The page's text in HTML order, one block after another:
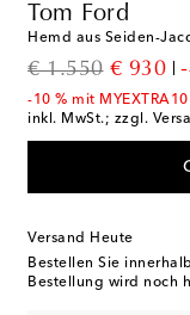
Tom Ford
Hemd aus Seiden-
€ 1.550
original price
€ 930
-10 % mit MYEXTRA10
inkl. MwSt.; zzgl.
Versand Heute
Bestellen Sie
Bestellung wird noch